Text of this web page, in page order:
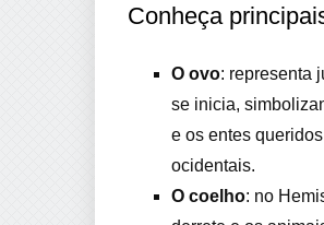
Conheça
O ovo: representa
se inicia,
e os entes
ocidentais.
O coelho: no